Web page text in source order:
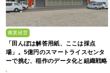
農業経営
「田んぼは解答用紙、ここは採点
場」。5億円のスマートライスセンタ
ーで挑む、稲作のデータ化と組織戦略